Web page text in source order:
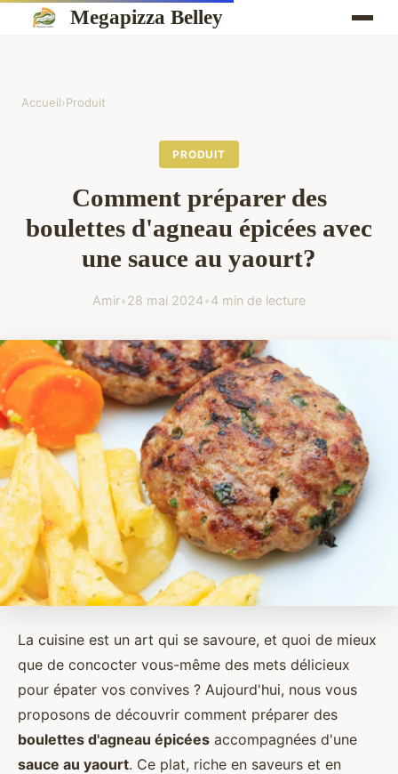
Megapizza Belley
Accueil›Produit
PRODUIT
Comment préparer des
boulettes d'agneau épicées avec
une sauce au yaourt?
Amir•28 mai 2024•4 min de lecture
La cuisine est un art qui se savoure, et quoi de mieux
que de concocter vous-même des mets délicieux
pour épater vos convives ? Aujourd'hui, nous vous
proposons de découvrir comment préparer des
boulettes d'agneau épicées accompagnées d'une
sauce au yaourt. Ce plat, riche en saveurs et en